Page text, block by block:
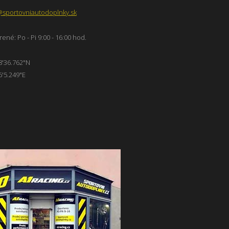
Po - Pi 9:00 - 16:00 hod.